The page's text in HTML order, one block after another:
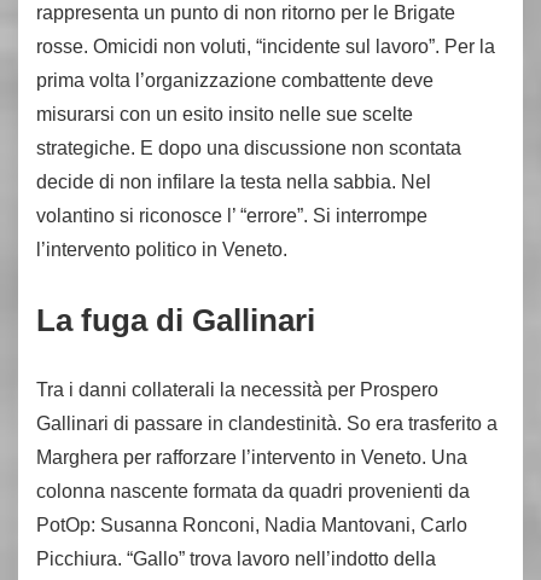
rappresenta un punto di non ritorno per le Brigate
rosse. Omicidi non voluti, “incidente sul lavoro”. Per la
prima volta l’organizzazione combattente deve
misurarsi con un esito insito nelle sue scelte
strategiche. E dopo una discussione non scontata
decide di non infilare la testa nella sabbia. Nel
volantino si riconosce l’ “errore”. Si interrompe
l’intervento politico in Veneto.
La fuga di Gallinari
Tra i danni collaterali la necessità per Prospero
Gallinari di passare in clandestinità. So era trasferito a
Marghera per rafforzare l’intervento in Veneto. Una
colonna nascente formata da quadri provenienti da
PotOp: Susanna Ronconi, Nadia Mantovani, Carlo
Picchiura. “Gallo” trova lavoro nell’indotto della